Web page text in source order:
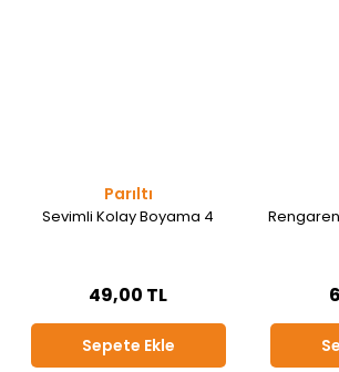
Parıltı
Sevimli Kolay Boyama 4
49,00 TL
Sepete Ekle